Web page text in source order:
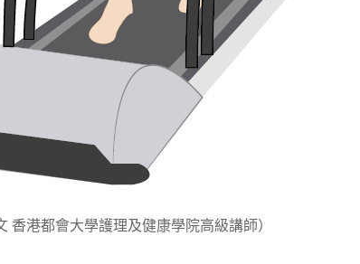
港都會大學護理及健康學院高級講師）